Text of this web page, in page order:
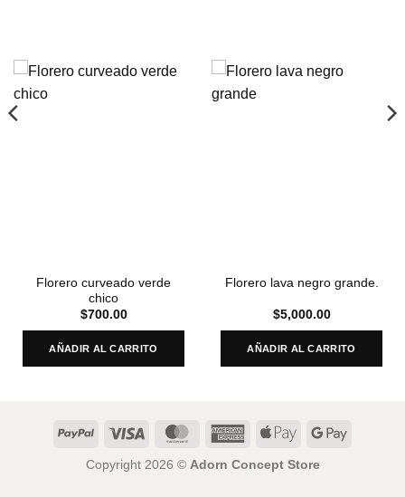
Florero curveado verde
chico
$700.00
AÑADIR AL CARRITO
Florero lava negro grande.
$5,000.00
AÑADIR AL CARRITO
PayPal Visa MasterCardAmericanApple
Google
Copyright 2026 © Adorn Concept Store